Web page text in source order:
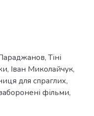
,Тіні
, Іван Миколайчук,
для спраглих,
фільми,